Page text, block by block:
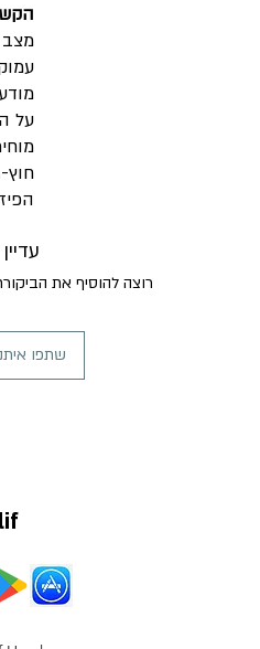
מצב
על
רוצה להוסיף את
שתפו